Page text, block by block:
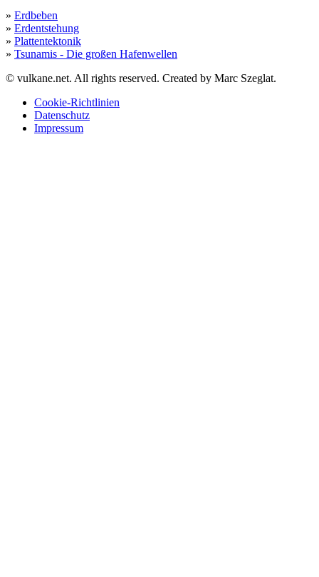
» Erdbeben
» Erdentstehung
» Plattentektonik
» Tsunamis - Die großen Hafenwellen
© vulkane.net. All rights reserved. Created by Marc Szeglat.
Cookie-Richtlinien
Datenschutz
Impressum